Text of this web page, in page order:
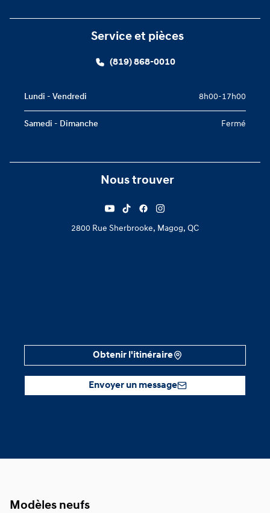
Service et pièces
(819) 868-0010
Lundi - Vendredi 8h00-17h00
Samedi - Dimanche Fermé
Nous trouver
2800 Rue Sherbrooke, Magog, QC
Obtenir l'itinéraire
Envoyer un message
Modèles neufs